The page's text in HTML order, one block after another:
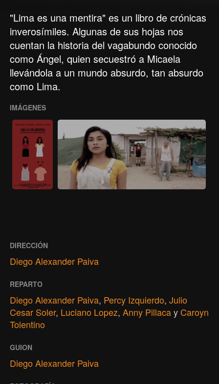
"Lima es una mentira" es un libro de crónicas
inverosímiles. Algunas de sus hojas nos
cuentan la historia del vagabundo conocido
como Ángel, quien secuestró a Micaela
llevándola a un mundo absurdo, tan absurdo
como Lima.
IMÁGENES
DIRECCIÓN
Diego Alexander Paiva
REPARTO
Diego Alexander Paiva, Percy Izquierdo, Julio
Cesar Soler, Luciano Lopez, Anny Pillacay Caroyn
Tolentino
GUION
Diego Alexander Paiva